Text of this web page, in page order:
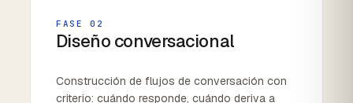
FASE 02
Diseño conversacional
Construcción de flujos de conversación con
criterio: cuándo responde, cuándo deriva a